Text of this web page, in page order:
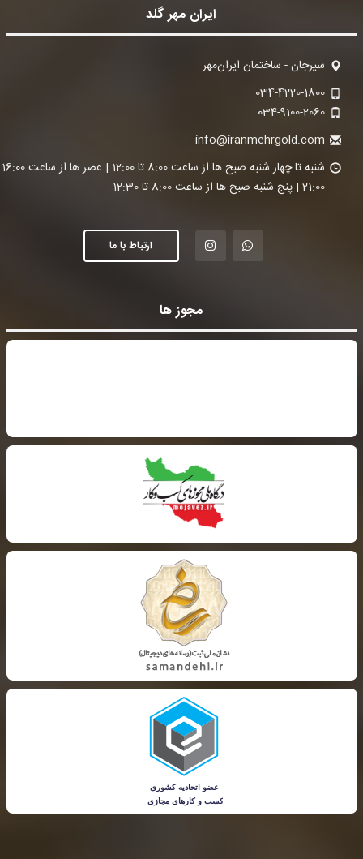
ایران مهر گلد
سیرجان - ساختمان ایران‌مهر
034-4220-1800
034-9100-2060
info@iranmehrgold.com
21:00 | پنج شنبه صبح ها از ساعت 8:00 تا 12:30
ارتباط با ما
مجوز ها